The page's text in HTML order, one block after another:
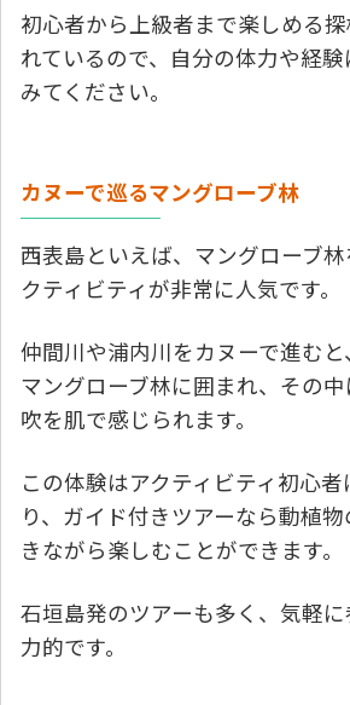
初心者から上級者まで楽しめる
れているので、自分の体力や経
みてください。
カヌーで巡るマングローブ林
西表島といえば、マングローブ
クティビティが非常に人気です。
仲間川や浦内川をカヌーで進む
マングローブ林に囲まれ、その
吹を肌で感じられます。
この体験はアクティビティ初心
り、ガイド付きツアーなら動植
きながら楽しむことができます。
石垣島発のツアーも多く、気軽
力的です。